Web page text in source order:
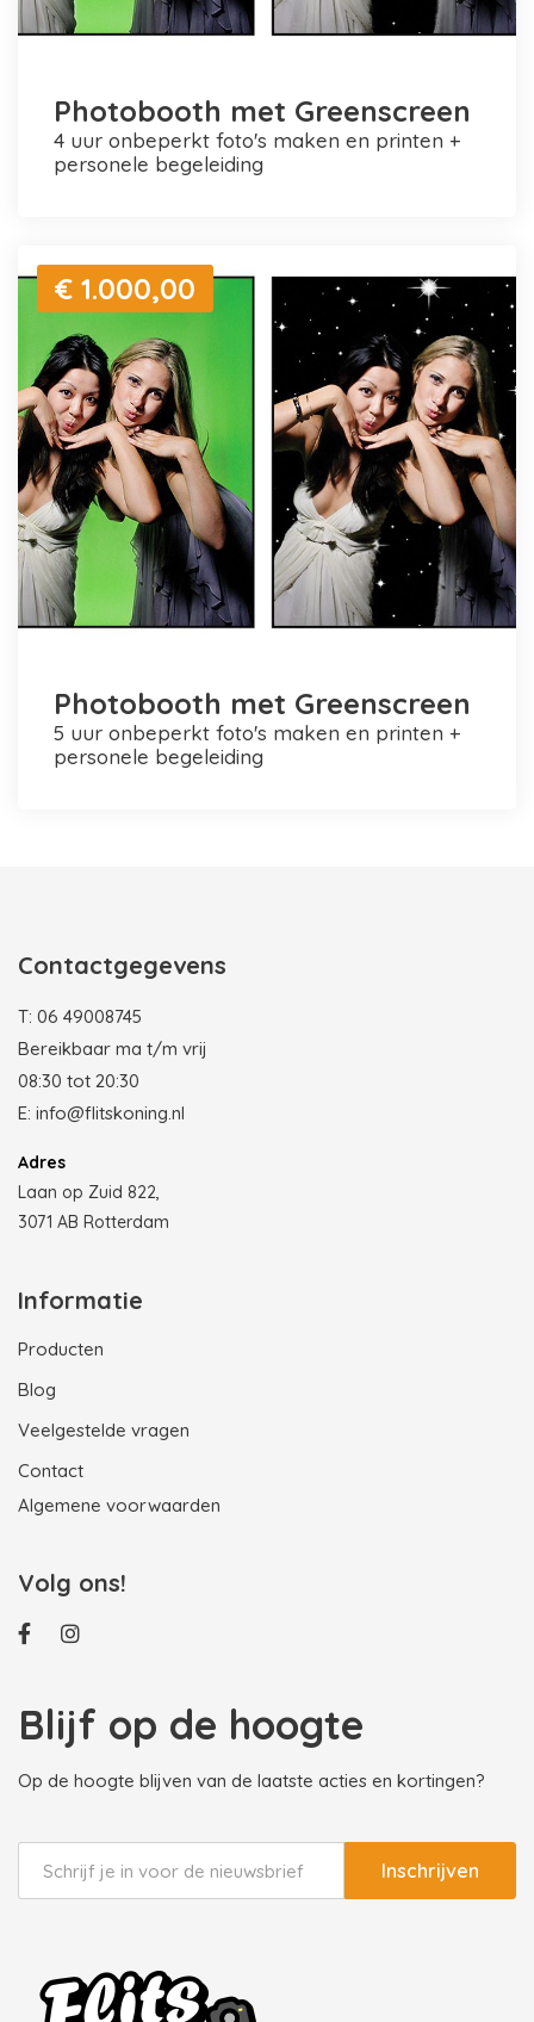
Photobooth met Greenscreen
4 uur onbeperkt foto's maken en printen +
personele begeleiding
€ 1.000,00
Photobooth met Greenscreen
5 uur onbeperkt foto's maken en printen +
personele begeleiding
Contactgegevens
T: 06 49008745
Bereikbaar ma t/m vrij
08:30 tot 20:30
E: info@flitskoning.nl
Adres
Laan op Zuid 822,
3071 AB Rotterdam
Informatie
Producten
Blog
Veelgestelde vragen
Contact
Algemene voorwaarden
Volg ons!
Blijf op de hoogte
Op de hoogte blijven van de laatste acties en kortingen?
Inschrijven